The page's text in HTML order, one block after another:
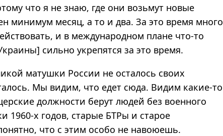
что я не знаю, где они возьмут новые
минимум месяц, а то и два. За это время много
и в международном плане что-то
сильно укрепятся за это время.
матушки России не осталось своих
Мы видим, что едет сюда. Видим какие-то
должности берут людей без военного
1960-х годов, старые БТРы и старое
что с этим особо не навоюешь.